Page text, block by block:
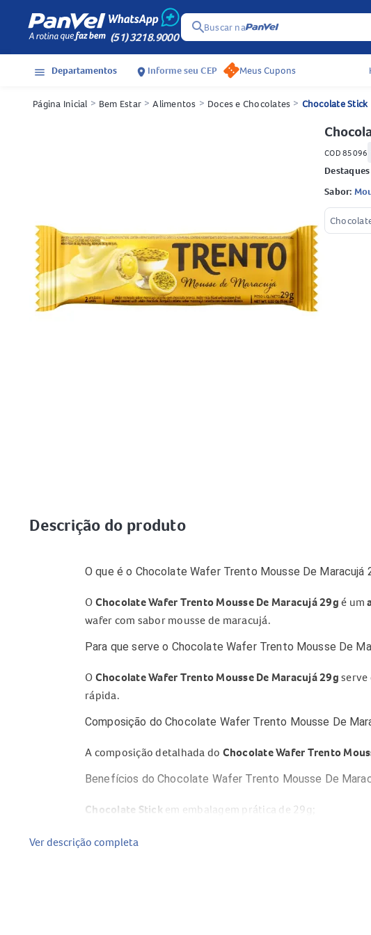
(51) 3218.9000
searchBuscar na
menu Departamentos location_on Informe seu CEP Meus Cupons
Página Inicial > Bem Estar > Alimentos > Doces e Chocolates > Chocolate Stick
COD 85096
Sabor:
Descrição do produto
O que é o Chocolate Wafer Trento Mousse De Maracujá
O Chocolate Wafer Trento Mousse De Maracujá 29g é um
wafer com sabor mousse de maracujá.
Para que serve o Chocolate Wafer Trento Mousse De
O Chocolate Wafer Trento Mousse De Maracujá 29g serve
rápida.
Composição do Chocolate Wafer Trento Mousse De
A composição detalhada do Chocolate Wafer Trento
Benefícios do Chocolate Wafer Trento Mousse De
Chocolate Stick em embalagem prática de 29g;
Opção individual para consumo em diferentes momentos
Ver descrição completa